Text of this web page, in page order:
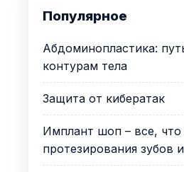
Популярное
Абдоминопластика:
контурам тела
Защита от кибератак
Имплант шоп – все,
протезирования зубов